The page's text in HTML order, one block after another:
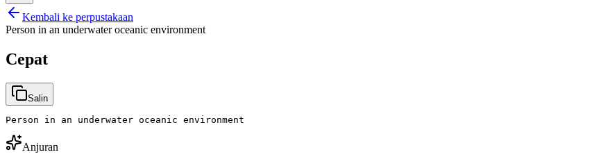
Kembali ke perpustakaan
Person in an underwater oceanic environment
Cepat
Salin
Person in an underwater oceanic environment
Anjuran